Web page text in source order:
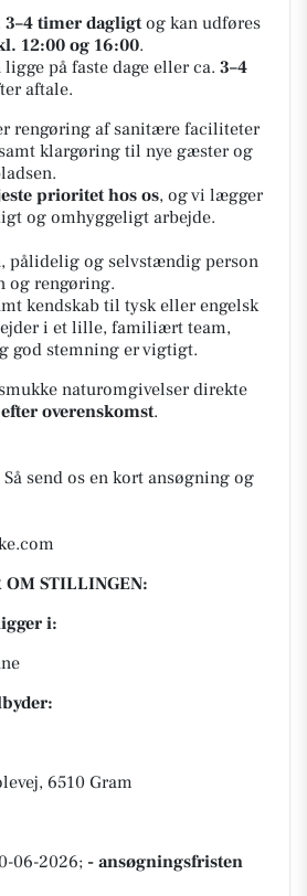
3–4 timer dagligtog kan udføres
12:00 og 16:00.
på faste dage eller ca. 3–4
aftale.
rengøring af sanitære faciliteter
klargøring til nye gæster og
prioritet hos os, og vi lægger
og omhyggeligt arbejde.
pålidelig og selvstændig person
og rengøring.
kendskab til tysk eller engelsk
i et lille, familiært team,
god stemning er vigtigt.
naturomgivelser direkte
overenskomst.
send os en kort ansøgning og
OM STILLINGEN:
i:
6510 Gram
06-2026; - ansøgningsfristen